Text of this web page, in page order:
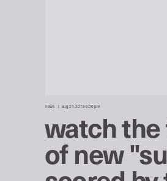
news aug 24, 2018 5:00 pm
watch
of new